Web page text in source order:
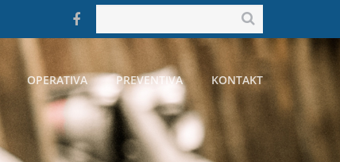
OPERATIVA PREVENTIVA KONTAKT